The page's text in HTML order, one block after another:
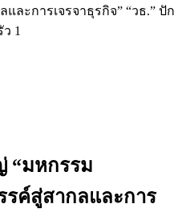
ละการเจรจาธุรกิจ” “วธ.” ปัก
1
“มหกรรม
รค์สู่สากลและการ